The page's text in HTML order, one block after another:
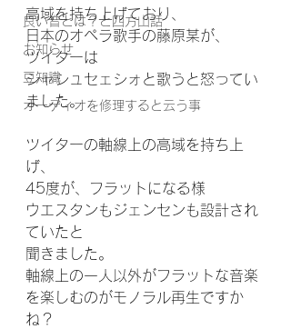
良い音とは？と四方山話
お知らせ
豆知識
オーディオを修理すると云う事
高域を持ち上げており、
日本のオペラ歌手の藤原某が、
ツイターは
シャシュセェシォと歌うと怒ってい
ました。
ツイターの軸線上の高域を持ち上
げ、
45度が、フラットになる様
ウエスタンもジェンセンも設計され
ていたと
聞きました。
軸線上の一人以外がフラットな音楽
を楽しむのがモノラル再生ですか
ね？